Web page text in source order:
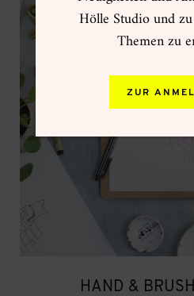
HAND &
Hölle Studio und
Themen zu
ZUR